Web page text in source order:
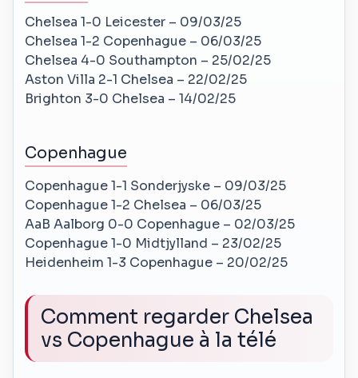
Chelsea 1-0 Leicester – 09/03/25
Chelsea 1-2 Copenhague – 06/03/25
Chelsea 4-0 Southampton – 25/02/25
Aston Villa 2-1 Chelsea – 22/02/25
Brighton 3-0 Chelsea – 14/02/25
Copenhague
Copenhague 1-1 Sonderjyske – 09/03/25
Copenhague 1-2 Chelsea – 06/03/25
AaB Aalborg 0-0 Copenhague – 02/03/25
Copenhague 1-0 Midtjylland – 23/02/25
Heidenheim 1-3 Copenhague – 20/02/25
Comment regarder Chelsea
vs Copenhague à la télé